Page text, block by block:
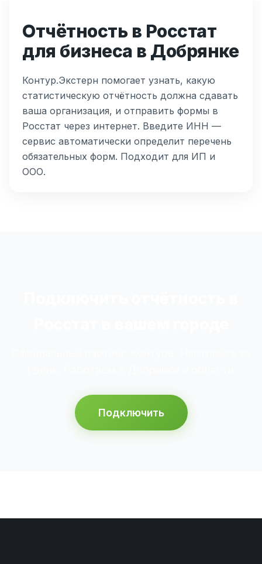
Отчётность в Росстат
для бизнеса в Добрянке
Контур.Экстерн помогает узнать, какую
статистическую отчётность должна сдавать
ваша организация, и отправить формы в
Росстат через интернет. Введите ИНН —
сервис автоматически определит перечень
обязательных форм. Подходит для ИП и
ООО.
Подключить